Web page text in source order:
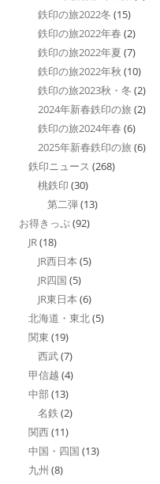
鉄印の旅2022冬 (15)
鉄印の旅2022年春 (2)
鉄印の旅2022年夏 (7)
鉄印の旅2022年秋 (10)
鉄印の旅2023秋・冬 (2)
2024年新春鉄印の旅 (2)
鉄印の旅2024年春 (6)
2025年新春鉄印の旅 (6)
鉄印ニュース (268)
桃鉄印 (30)
第二弾(13)
お得きっぷ(92)
JR(18)
JR西日本 (5)
JR四国 (5)
JR東日本 (6)
北海道・東北(5)
関東 (19)
西武(7)
甲信越 (4)
中部 (13)
名鉄 (2)
関西(11)
中国・四国 (13)
九州 (8)